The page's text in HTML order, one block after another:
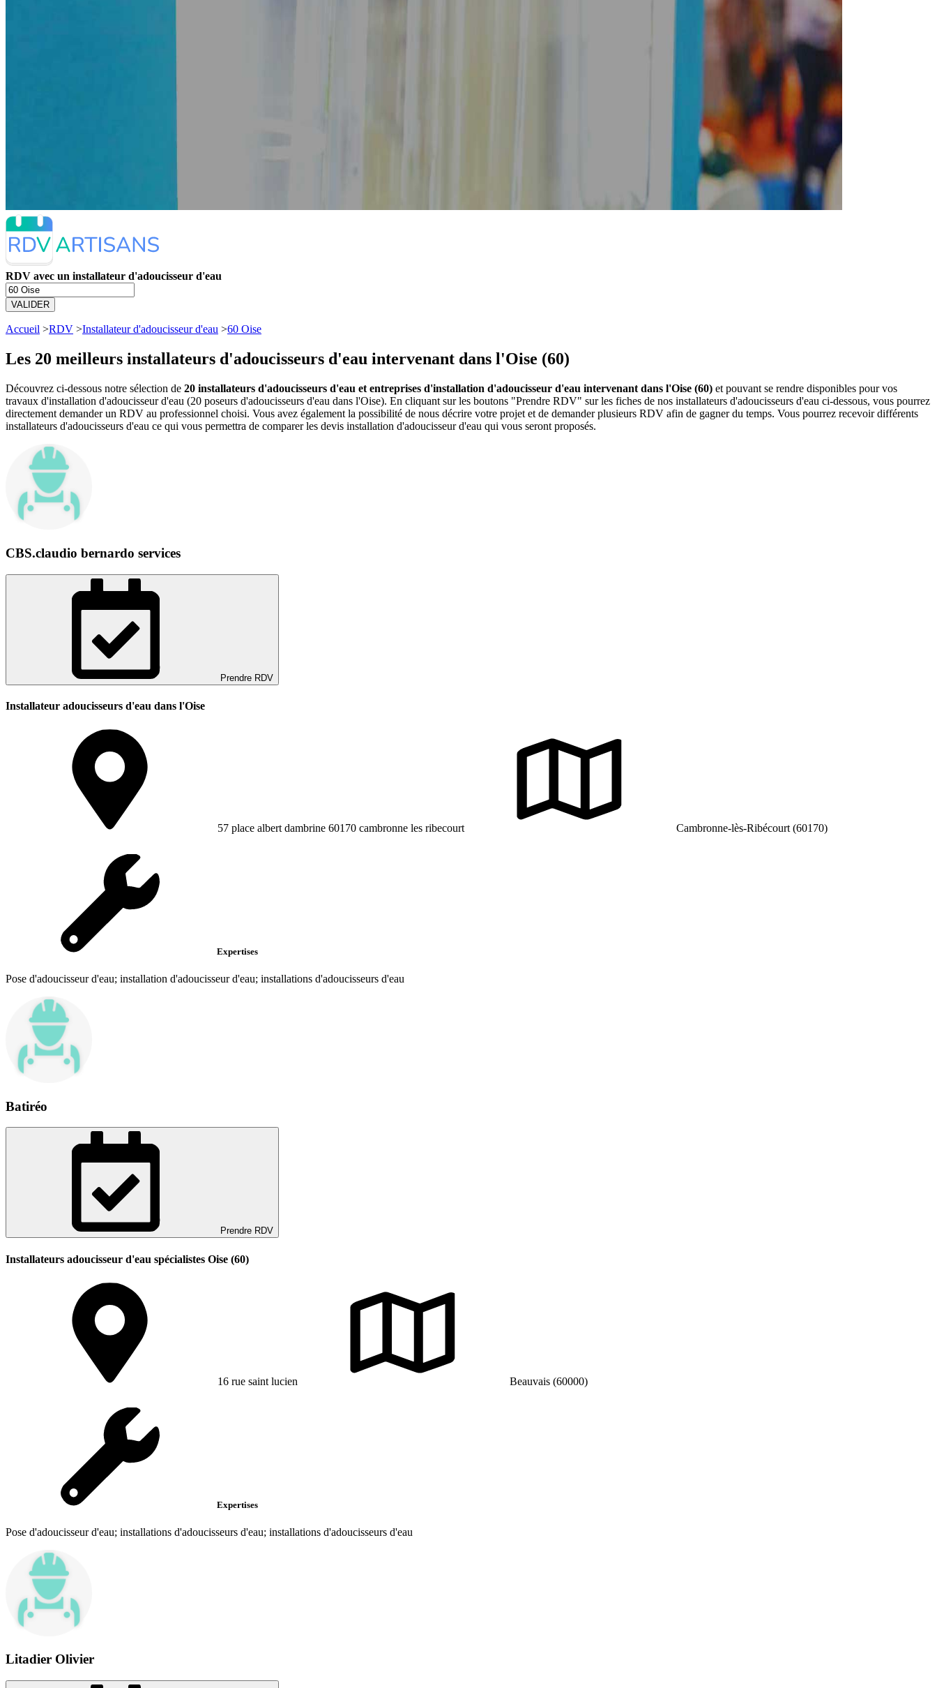
RDV avec un installateur d'adoucisseur d'eau
VALIDER
Accueil >RDV >Installateur d'adoucisseur d'eau >60 Oise
Les 20 meilleurs installateurs d'adoucisseurs d'eau intervenant dans l'Oise (60)
Découvrez ci-dessous notre sélection de 20 installateurs d'adoucisseurs d'eau et entreprises d'installation d'adoucisseur d'eau intervenant dans l'Oise (60) et pouvant se rendre disponibles pour vos
travaux d'installation d'adoucisseur d'eau (20 poseurs d'adoucisseurs d'eau dans l'Oise). En cliquant sur les boutons "Prendre RDV" sur les fiches de nos installateurs d'adoucisseurs d'eau ci-dessous, vous pourrez
directement demander un RDV au professionnel choisi. Vous avez également la possibilité de nous décrire votre projet et de demander plusieurs RDV afin de gagner du temps. Vous pourrez recevoir différents
installateurs d'adoucisseurs d'eau ce qui vous permettra de comparer les devis installation d'adoucisseur d'eau qui vous seront proposés.
CBS.claudio bernardo services
Prendre RDV
Installateur adoucisseurs d'eau dans l'Oise
57 place albert dambrine 60170 cambronne les ribecourt Cambronne-lès-Ribécourt (60170)
Expertises
Pose d'adoucisseur d'eau; installation d'adoucisseur d'eau; installations d'adoucisseurs d'eau
Batiréo
Prendre RDV
Installateurs adoucisseur d'eau spécialistes Oise (60)
16 rue saint lucien Beauvais (60000)
Expertises
Pose d'adoucisseur d'eau; installations d'adoucisseurs d'eau; installations d'adoucisseurs d'eau
Litadier Olivier